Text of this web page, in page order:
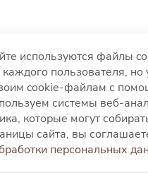
файлов
соглашение
используются файлы
пользователя, но
cookie-файлам с
системы веб-
которые могут
сайта, вы
персональных